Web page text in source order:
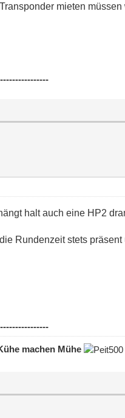
mieten
halt auch eine HP2
Rundenzeit stets
machen Mühe